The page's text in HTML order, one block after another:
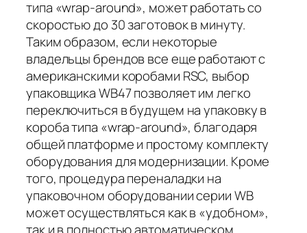
типа «wrap-around», может работать со
скоростью до 30 заготовок в минуту.
Таким образом, если некоторые
владельцы брендов все еще работают с
американскими коробами RSC, выбор
упаковщика WB47 позволяет им легко
переключиться в будущем на упаковку в
короба типа «wrap-around», благодаря
общей платформе и простому комплекту
оборудования для модернизации. Кроме
того, процедура переналадки на
упаковочном оборудовании серии WB
может осуществляться как в «удобном»,
так и в полностью автоматическом